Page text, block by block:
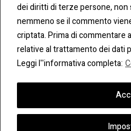
dei diritti di terze persone,
nemmeno se il commento
criptata. Prima di commentare
relative al trattamento dei dati
Leggi l''informativa completa: